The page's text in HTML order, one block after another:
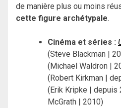
de manière plus ou moins
cette figure archétypale.
Cinéma et séries :
(Steve Blackman |
(Michael Waldron |
(Robert Kirkman |
(Erik Kripke | depuis
McGrath | 2010)